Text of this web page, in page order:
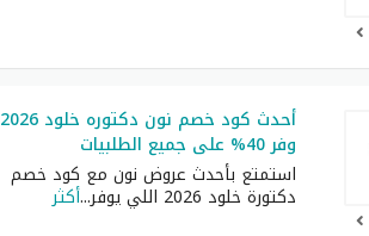
أحدث كود خصم نون دكتوره خلود 2026
وفر 40% على جميع الطلبيات
استمتع بأحدث عروض نون مع كود خصم
دكتورة خلود 2026 اللي يوفر ...أكثر